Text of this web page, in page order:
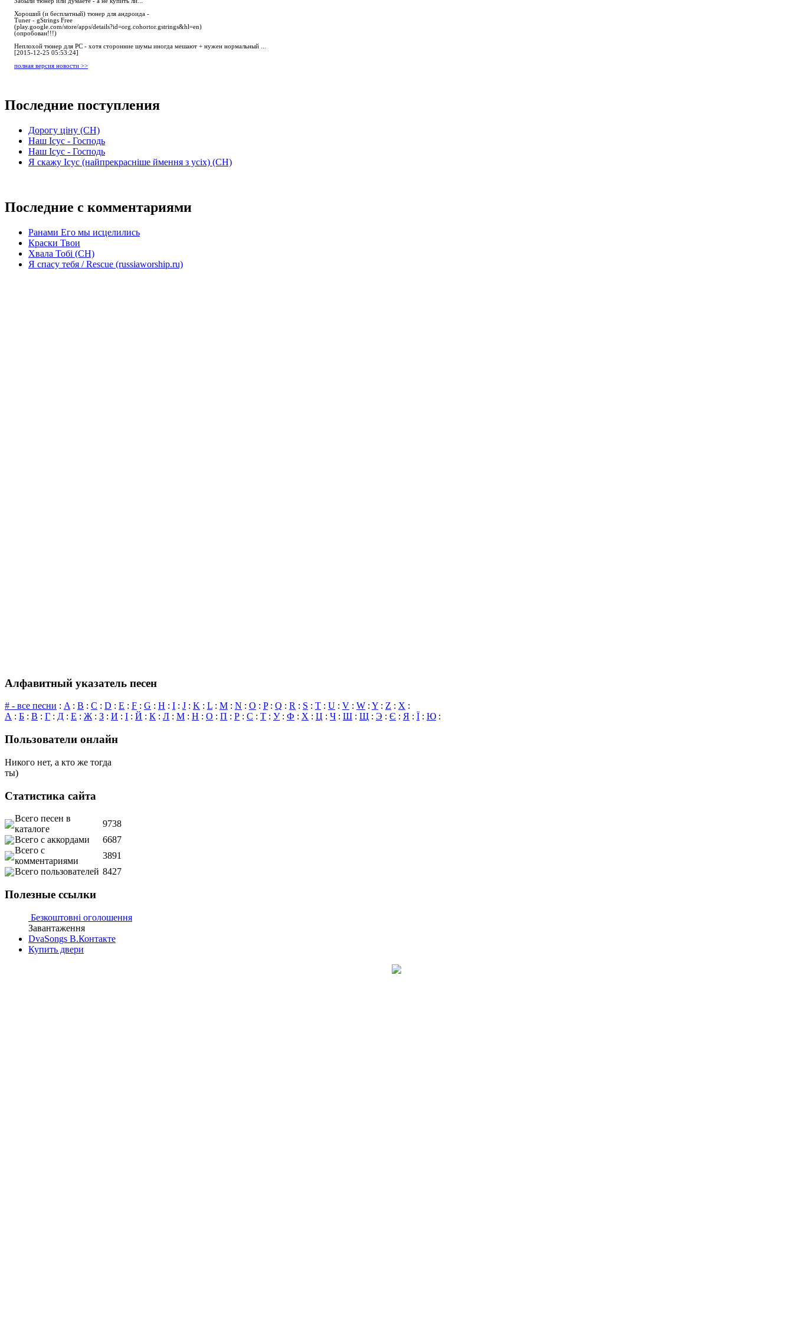
Хороший (и бесплатный) тюнер для андроида -
Tuner - gStrings Free
(play.google.com/store/apps/details?id=org.cohortor.gstrings&hl=en)
(опробован!!!)
Неплохой тюнер для РС - хотя сторонние шумы иногда мешают + нужен нормальный ...
[2015-12-25 05:53:24]
полная версия новости >>
Последние поступления
Дорогу ціну (СН)
Наш Ісус - Господь
Наш Ісус - Господь
Я скажу Ісус (найпрекрасніше ймення з усіх) (СН)
Последние с комментариями
Ранами Его мы исцелились
Краски Твои
Хвала Тобі (СН)
Я спасу тебя / Rescue (russiaworship.ru)
Алфавитный указатель песен
# - все песни : A: B : C : D : E : F : G : H : I : J : K : L : M : N : O : P: Q : R : S : T : U : V : W : Y : Z : X :
А : Б : В : Г : Д : Е : Ж: З : И : І : Й : К : Л : М : Н : О : П : Р : С : Т : У: Ф : Х : Ц : Ч : Ш : Щ : Э : Є : Я : Ї : Ю :
Пользователи онлайн
Никого нет, а кто же тогда
ты)
Статистика сайта
Всего песен в
каталоге
9738
Всего с аккордами
6687
Всего с
комментариями
3891
Всего пользователей 8427
Полезные ссылки
Безкоштовні оголошення
Завантаження
DvaSongs В.Контакте
Купить двери